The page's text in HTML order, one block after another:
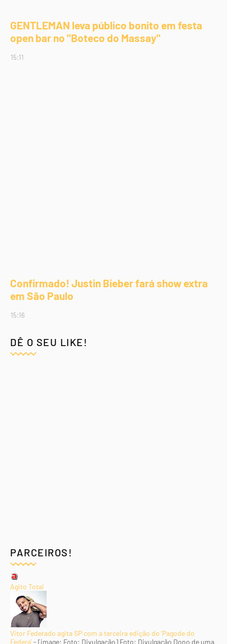
GENTLEMAN leva público bonito em festa
open bar no "Boteco do Massay"
15:11
Confirmado! Justin Bieber fará show extra
em São Paulo
15:16
DÊ O SEU LIKE!
PARCEIROS!
Agito Total
Vitor Federado agita SP com a terceira edição do 'Pagode do
Federa'- [image: Foto: Divulgação] Foto: Divulgação Dono de uma